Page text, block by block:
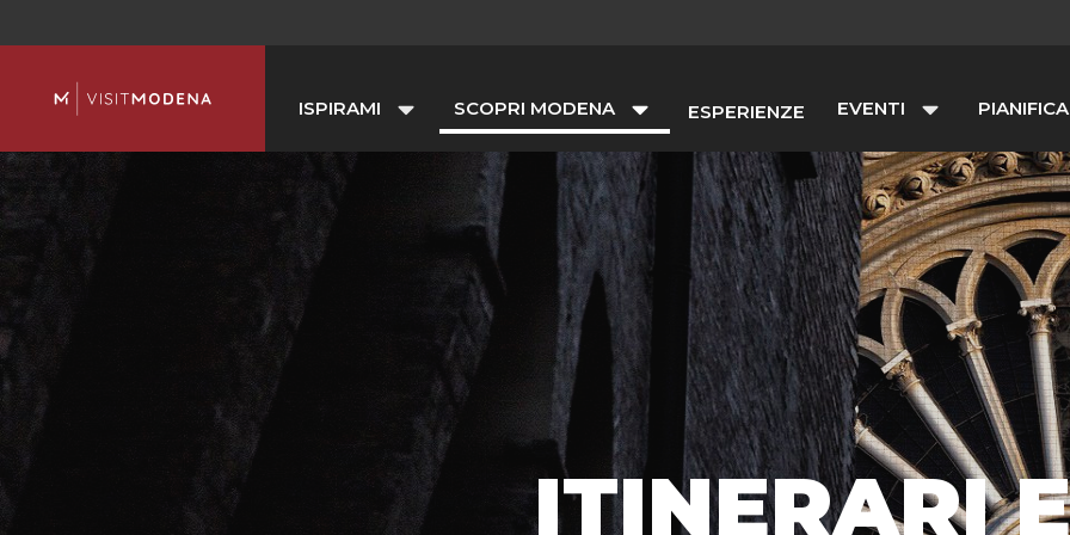
ISPIRAMI SCOPRI MODENA ESPERIENZE EVENTI
ITINERARI E